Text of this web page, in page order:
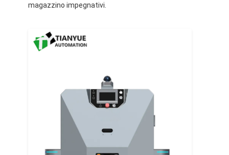
Robot mobile autonomo AMR
Navetta di stoccaggio tridimensionale
Apparecchiature di ricarica di supporto per veicoli a motore
Componenti della trazione meccanica delle ruote di un AGV
Azionamento di montaggio del volante di un AGV
Assemblaggio del meccanismo di sollevamento dei veicoli a
magazzino impegnativi.